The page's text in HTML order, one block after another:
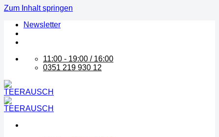
Zum Inhalt springen
Newsletter
11:00 - 19:00 / 16:00
0351 219 930 12